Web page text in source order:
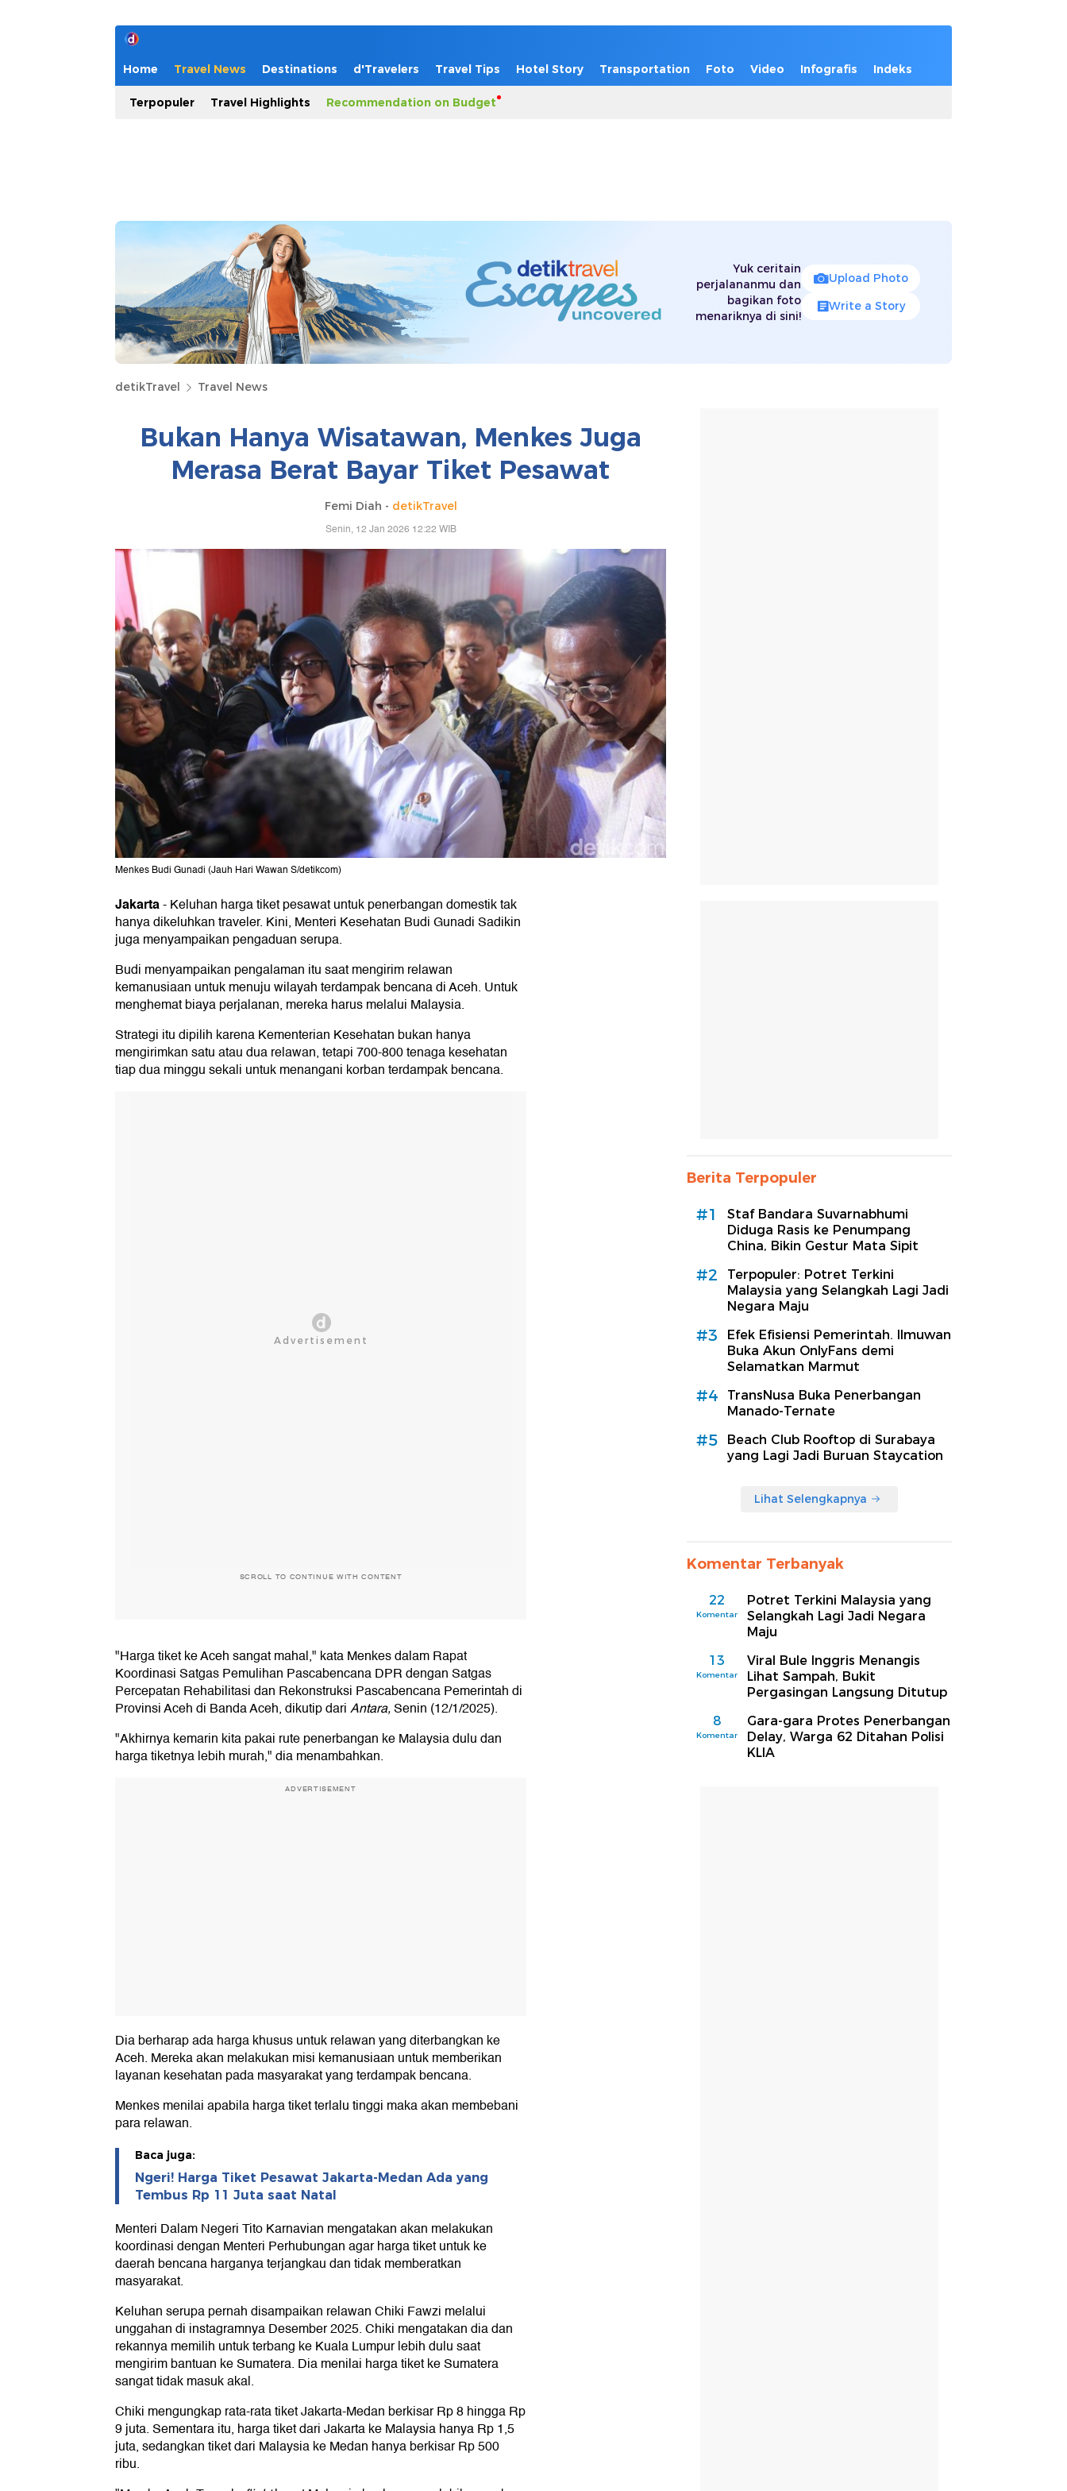
Home Travel News Destinations d'Travelers Travel Tips Hotel Story Transportation Foto Video Infografis Indeks
Terpopuler Travel Highlights Recommendation on Budget
Yuk ceritain
perjalananmu dan
bagikan foto
menariknya di sini!
Upload Photo
Write a Story
detikTravel Travel News
Bukan Hanya Wisatawan, Menkes Juga
Merasa Berat Bayar Tiket Pesawat
Femi Diah - detikTravel
Senin, 12 Jan 2026 12:22 WIB
Menkes Budi Gunadi (Jauh Hari Wawan S/detikcom)
Jakarta-Keluhan harga tiket pesawat untuk penerbangan domestik tak
hanya dikeluhkan traveler. Kini, Menteri Kesehatan Budi Gunadi Sadikin
juga menyampaikan pengaduan serupa.
Budi menyampaikan pengalaman itu saat mengirim relawan
kemanusiaan untuk menuju wilayah terdampak bencana di Aceh. Untuk
menghemat biaya perjalanan, mereka harus melalui Malaysia.
Strategi itu dipilih karena Kementerian Kesehatan bukan hanya
mengirimkan satu atau dua relawan, tetapi 700-800 tenaga kesehatan
tiap dua minggu sekali untuk menangani korban terdampak bencana.
SCROLL TO CONTINUE WITH CONTENT
"Harga tiket ke Aceh sangat mahal," kata Menkes dalam Rapat
Koordinasi Satgas Pemulihan Pascabencana DPR dengan Satgas
Percepatan Rehabilitasi dan Rekonstruksi Pascabencana Pemerintah di
Provinsi Aceh di Banda Aceh, dikutip dariAntara,Senin (12/1/2025).
"Akhirnya kemarin kita pakai rute penerbangan ke Malaysia dulu dan
harga tiketnya lebih murah," dia menambahkan.
ADVERTISEMENT
Dia berharap ada harga khusus untuk relawan yang diterbangkan ke
Aceh. Mereka akan melakukan misi kemanusiaan untuk memberikan
layanan kesehatan pada masyarakat yang terdampak bencana.
Menkes menilai apabila harga tiket terlalu tinggi maka akan membebani
para relawan.
Baca juga:
Ngeri! Harga Tiket Pesawat Jakarta-Medan Ada yang
Tembus Rp 11 Juta saat Natal
Menteri Dalam Negeri Tito Karnavian mengatakan akan melakukan
koordinasi dengan Menteri Perhubungan agar harga tiket untuk ke
daerah bencana harganya terjangkau dan tidak memberatkan
masyarakat.
Keluhan serupa pernah disampaikan relawan Chiki Fawzi melalui
unggahan di instagramnya Desember 2025. Chiki mengatakan dia dan
rekannya memilih untuk terbang ke Kuala Lumpur lebih dulu saat
mengirim bantuan ke Sumatera. Dia menilai harga tiket ke Sumatera
sangat tidak masuk akal.
Chiki mengungkap rata-rata tiket Jakarta-Medan berkisar Rp 8 hingga Rp
9 juta. Sementara itu, harga tiket dari Jakarta ke Malaysia hanya Rp 1,5
juta, sedangkan tiket dari Malaysia ke Medan hanya berkisar Rp 500
ribu.
Berita Terpopuler
#1
Staf Bandara Suvarnabhumi
Diduga Rasis ke Penumpang
China, Bikin Gestur Mata Sipit
#2
Terpopuler: Potret Terkini
Malaysia yang Selangkah Lagi Jadi
Negara Maju
#3
Efek Efisiensi Pemerintah. Ilmuwan
Buka Akun OnlyFans demi
Selamatkan Marmut
#4
TransNusa Buka Penerbangan
Manado-Ternate
#5
Beach Club Rooftop di Surabaya
yang Lagi Jadi Buruan Staycation
Lihat Selengkapnya
Komentar Terbanyak
22
Komentar
Potret Terkini Malaysia yang
Selangkah Lagi Jadi Negara
Maju
13
Komentar
Viral Bule Inggris Menangis
Lihat Sampah, Bukit
Pergasingan Langsung Ditutup
8
Komentar
Gara-gara Protes Penerbangan
Delay, Warga 62 Ditahan Polisi
KLIA